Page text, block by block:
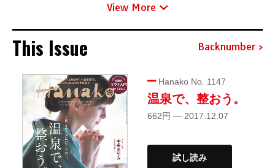
View More
This Issue Backnumber
Hanako No. 1147
温泉で、整おう。
662円 — 2017.12.07
試し読み